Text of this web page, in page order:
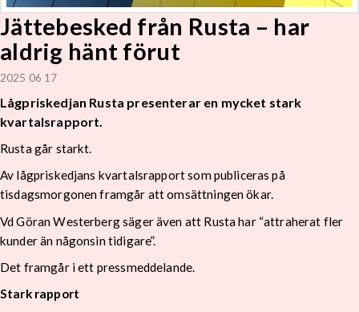
Jättebesked från Rusta – har
aldrig hänt förut
2025 06 17
Lågpriskedjan Rusta presenterar en mycket stark
kvartalsrapport.
Rusta går starkt.
Av lågpriskedjans kvartalsrapport som publiceras på
tisdagsmorgonen framgår att omsättningen ökar.
Vd Göran Westerberg säger även att Rusta har “attraherat fler
kunder än någonsin tidigare”.
Det framgår i ett pressmeddelande.
Stark rapport